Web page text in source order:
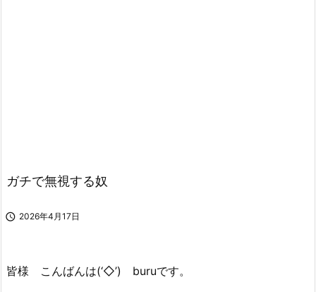
ガチで無視する奴
 2026年4月17日
皆様 こんばんは(‘◇’)ゞburuです。